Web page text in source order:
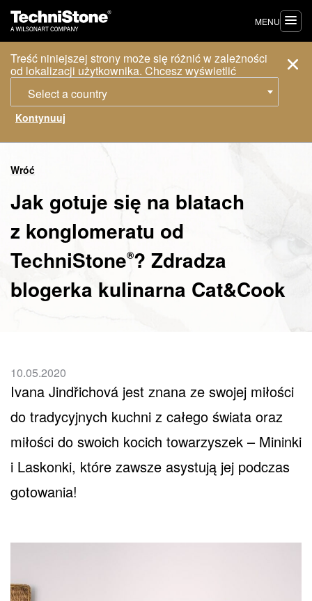
Treść niniejszej strony może się różnić w zależności
od lokalizacji użytkownika. Chcesz wyświetlić
Select a country
MENU
Wróć
Jak gotuje się na blatach
z konglomeratu od
TechniStone®? Zdradza
blogerka kulinarna Cat&Cook
10.05.2020
Ivana Jindřichová jest znana ze swojej miłości
do tradycyjnych kuchni z całego świata oraz
miłości do swoich kocich towarzyszek – Mininki
i Laskonki, które zawsze asystują jej podczas
gotowania!